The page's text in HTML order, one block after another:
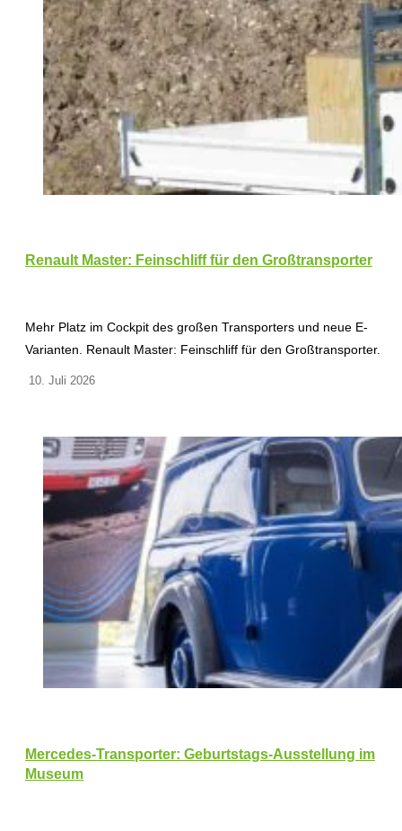
Renault Master: Feinschliff für den Großtransporter
Mehr Platz im Cockpit des großen Transporters und neue E-
Varianten. Renault Master: Feinschliff für den Großtransporter.
10. Juli 2026
Mercedes-Transporter: Geburtstags-Ausstellung im
Museum